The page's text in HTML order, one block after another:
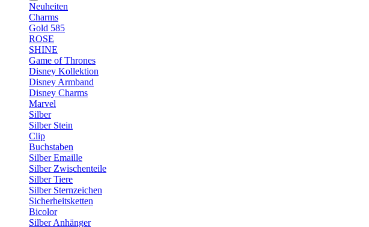
Neuheiten
Charms
Gold 585
ROSE
SHINE
Game of Thrones
Disney Kollektion
Disney Armband
Disney Charms
Marvel
Silber
Silber Stein
Clip
Buchstaben
Silber Emaille
Silber Zwischenteile
Silber Tiere
Silber Sternzeichen
Sicherheitsketten
Bicolor
Silber Anhänger